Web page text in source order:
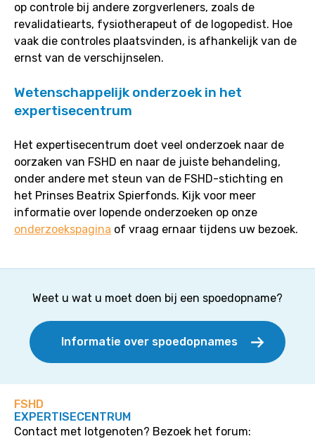
op controle bij andere zorgverleners, zoals de
revalidatiearts, fysiotherapeut of de logopedist. Hoe
vaak die controles plaatsvinden, is afhankelijk van de
ernst van de verschijnselen.
Wetenschappelijk onderzoek in het
expertisecentrum
Het expertisecentrum doet veel onderzoek naar de
oorzaken van FSHD en naar de juiste behandeling,
onder andere met steun van de FSHD-stichting en
het Prinses Beatrix Spierfonds. Kijk voor meer
informatie over lopende onderzoeken op onze
onderzoekspagina of vraag ernaar tijdens uw bezoek.
Weet u wat u moet doen bij een spoedopname?
Informatie over spoedopnames
FSHD
EXPERTISECENTRUM
Contact met lotgenoten? Bezoek het forum: